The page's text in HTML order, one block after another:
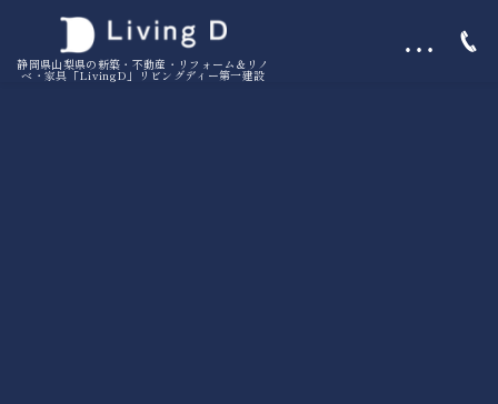
静岡県山梨県の新築・不動産・リフォーム＆リノ
ベ・家具「LivingD」リビングディー第一建設
…